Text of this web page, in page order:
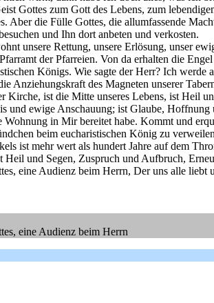
Gottes zum Gott des Lebens, zum
Aber die Fülle Gottes, die allumfassende
und Ihn dort anbeten und verkosten.
unsere Rettung, unsere Erlösung, unser
der Pfarreien. Von da erhalten die
Königs. Wie sagte der Herr? Ich werde
Anziehungskraft des Magneten unserer
ist die Mitte unseres Lebens, ist Heil
ewige Anschauung; ist Glaube, Hoffnung
in Mir bereitet habe. Kommt und
beim eucharistischen König zu
ist mehr wert als hundert Jahre auf dem
und Segen, Zuspruch und Aufbruch,
eine Audienz beim Herrn, Der uns alle liebt
eine Audienz beim Herrn